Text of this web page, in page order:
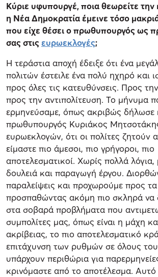
Κύριε υφυπουργέ, ποια θεωρείτε την
η Νέα Δημοκρατία έμεινε τόσο
που είχε θέσει ο πρωθυπουργός ως
σας στιςευρωεκλογές;
Η τεράστια αποχή έδειξε ότι ένα
πολιτών έστειλε ένα πολύ ηχηρό και
προς όλες τις κατευθύνσεις. Προς
προς την αντιπολίτευση. Το μήνυμα
ερμηνεύσαμε, όπως ακριβώς δήλωσε
πρωθυπουργός Κυριάκος
ευρωεκλογών, ότι οι πολίτες ζητούν
είμαστε πιο άμεσοι, πιο γρήγοροι, πιο
αποτελεσματικοί. Χωρίς πολλά λόγια,
δουλειά και παραγωγή έργου.
παραλείψεις και προχωρούμε προς
προσπαθώντας ακόμη πιο σκληρά
στα σοβαρά προβλήματα που
συμπολίτες μας, όπως είναι η μάχη
ακρίβειας, το πιο αποτελεσματικό
επιτάχυνση των ρυθμών σε όλους
υπάρχουν περιθώρια για
κρινόμαστε από το αποτέλεσμα. Αυτό